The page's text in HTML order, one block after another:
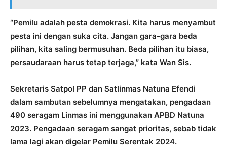
“Pemilu adalah pesta demokrasi. Kita harus menyambut
pesta ini dengan suka cita. Jangan gara-gara beda
pilihan, kita saling bermusuhan. Beda pilihan itu biasa,
persaudaraan harus tetap terjaga,” kata Wan Sis.
Sekretaris Satpol PP dan Satlinmas Natuna Efendi
dalam sambutan sebelumnya mengatakan, pengadaan
490 seragam Linmas ini menggunakan APBD Natuna
2023. Pengadaan seragam sangat prioritas, sebab tidak
lama lagi akan digelar Pemilu Serentak 2024.